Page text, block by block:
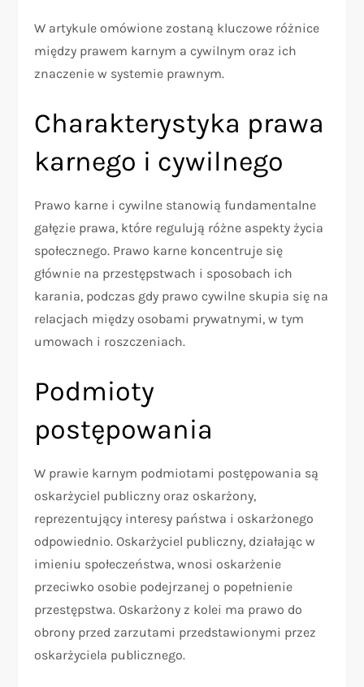
W artykule omówione zostaną kluczowe różnice
między prawem karnym a cywilnym oraz ich
znaczenie w systemie prawnym.
Charakterystyka prawa
karnego i cywilnego
Prawo karne i cywilne stanowią fundamentalne
gałęzie prawa, które regulują różne aspekty życia
społecznego. Prawo karne koncentruje się
głównie na przestępstwach i sposobach ich
karania, podczas gdy prawo cywilne skupia się na
relacjach między osobami prywatnymi, w tym
umowach i roszczeniach.
Podmioty
postępowania
W prawie karnym podmiotami postępowania są
oskarżyciel publiczny oraz oskarżony,
reprezentujący interesy państwa i oskarżonego
odpowiednio. Oskarżyciel publiczny, działając w
imieniu społeczeństwa, wnosi oskarżenie
przeciwko osobie podejrzanej o popełnienie
przestępstwa. Oskarżony z kolei ma prawo do
obrony przed zarzutami przedstawionymi przez
oskarżyciela publicznego.